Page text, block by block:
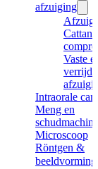
afzuiging
Cattani
Vaste
Intraorale
Meng en
Microscoop
Röntgen &
beeldvorming